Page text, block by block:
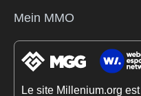
Mein MMO
Le site Millenium.org